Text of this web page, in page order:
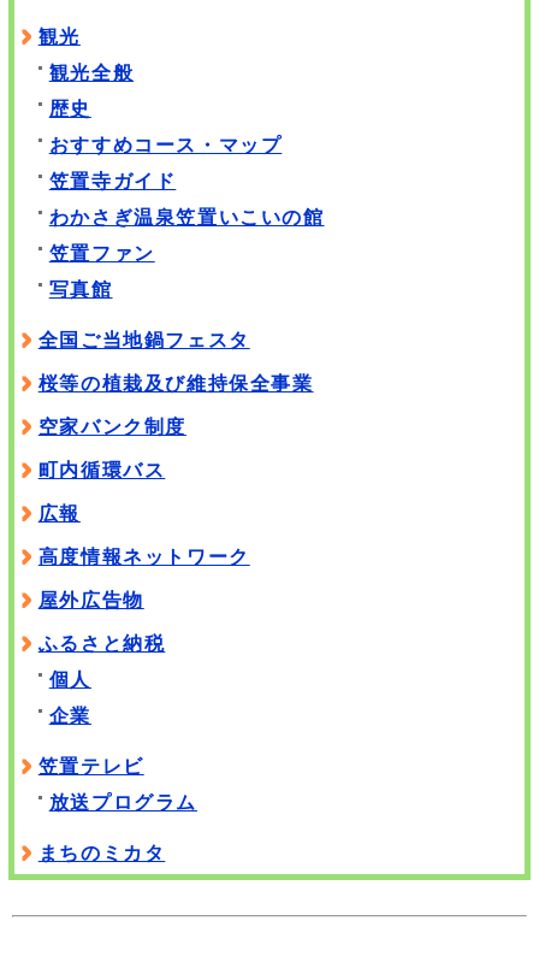
観光
観光全般
歴史
おすすめコース・マップ
笠置寺ガイド
わかさぎ温泉笠置いこいの館
笠置ファン
写真館
全国ご当地鍋フェスタ
桜等の植栽及び維持保全事業
空家バンク制度
町内循環バス
広報
高度情報ネットワーク
屋外広告物
ふるさと納税
個人
企業
笠置テレビ
放送プログラム
まちのミカタ